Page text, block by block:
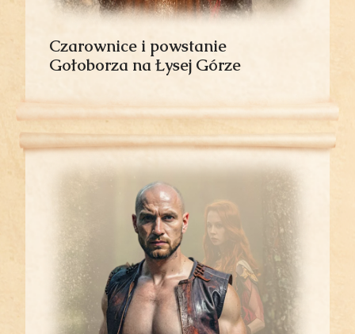
Czarownice i powstanie
Gołoborza na Łysej Górze